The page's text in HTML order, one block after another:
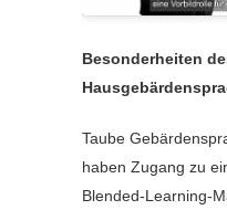
Besonderheiten
Taube
haben Zugang zu
Blended-Learning-